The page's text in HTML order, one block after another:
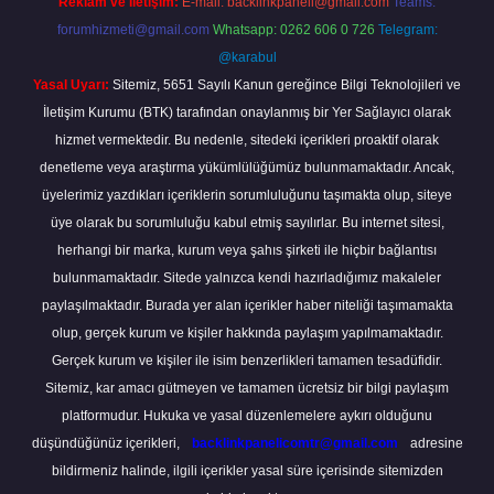
forumhizmeti@gmail.com Whatsapp: 0262 606 0 726 Telegram:
@karabul
Yasal Uyarı: Sitemiz, 5651 Sayılı Kanun gereğince Bilgi Teknolojileri ve
İletişim Kurumu (BTK) tarafından onaylanmış bir Yer Sağlayıcı olarak
hizmet vermektedir. Bu nedenle, sitedeki içerikleri proaktif olarak
denetleme veya araştırma yükümlülüğümüz bulunmamaktadır. Ancak,
üyelerimiz yazdıkları içeriklerin sorumluluğunu taşımakta olup, siteye
üye olarak bu sorumluluğu kabul etmiş sayılırlar. Bu internet sitesi,
herhangi bir marka, kurum veya şahıs şirketi ile hiçbir bağlantısı
bulunmamaktadır. Sitede yalnızca kendi hazırladığımız makaleler
paylaşılmaktadır. Burada yer alan içerikler haber niteliği taşımamakta
olup, gerçek kurum ve kişiler hakkında paylaşım yapılmamaktadır.
Gerçek kurum ve kişiler ile isim benzerlikleri tamamen tesadüfidir.
Sitemiz, kar amacı gütmeyen ve tamamen ücretsiz bir bilgi paylaşım
platformudur. Hukuka ve yasal düzenlemelere aykırı olduğunu
düşündüğünüz içerikleri,
backlinkpanelicomtr@gmail.com
adresine
bildirmeniz halinde, ilgili içerikler yasal süre içerisinde sitemizden